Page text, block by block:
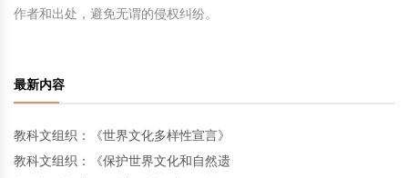
作者和出处，避免无谓的侵权纠纷。
最新内容
教科文组织：《世界文化多样性宣言》
教科文组织：《保护世界文化和自然遗